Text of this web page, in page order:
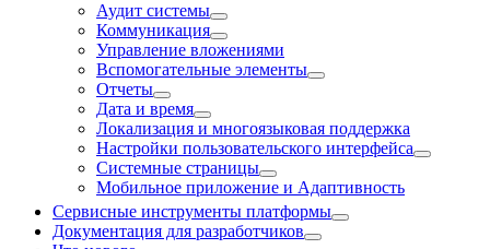
Аудит системы
Коммуникация
Управление вложениями
Вспомогательные элементы
Отчеты
Дата и время
Локализация и многоязыковая поддержка
Настройки пользовательского интерфейса
Системные страницы
Мобильное приложение и Адаптивность
Сервисные инструменты платформы
Документация для разработчиков